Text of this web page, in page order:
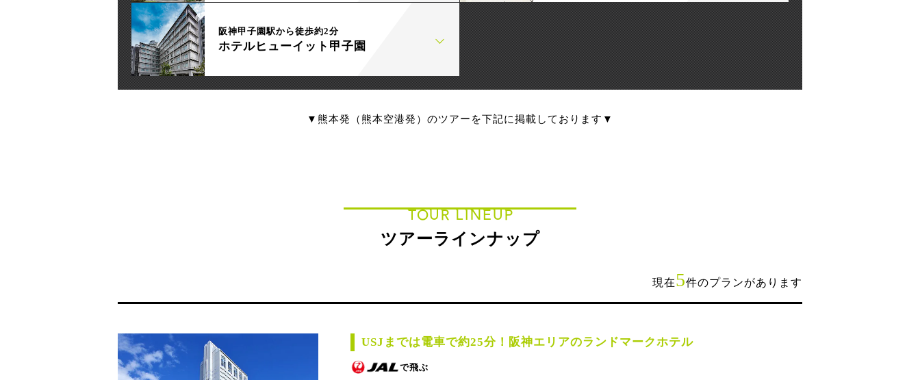
阪神甲子園駅から徒歩約2分
ホテルヒューイット甲子園
▼熊本発（熊本空港発）のツアーを下記に掲載しております▼
TOUR LINEUP
ツアーラインナップ
現在5件のプランがあります
USJまでは電車で約25分！阪神エリアのランドマークホテル
で飛ぶ